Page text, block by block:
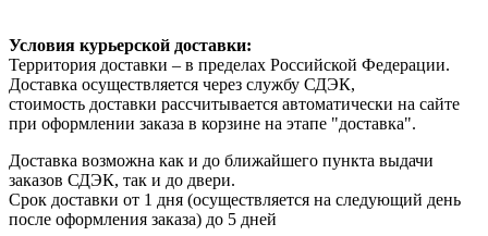
Условия курьерской доставки:
Территория доставки – в пределах Российской Федерации.
Доставка осуществляется через службу СДЭК,
стоимость доставки рассчитывается автоматически на сайте
при оформлении заказа в корзине на этапе "доставка".
Доставка возможна как и до ближайшего пункта выдачи
заказов СДЭК, так и до двери.
Срок доставки от 1 дня (осуществляется на следующий день
после оформления заказа) до 5 дней